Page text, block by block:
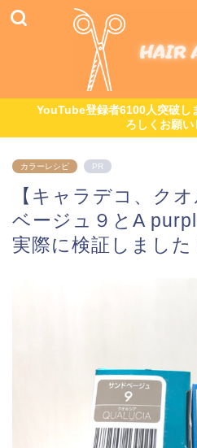
YouTube登録者6100人突破し
ろしくお願い
カラーレシピ PR
【キャラデコ、ク
ベージュ９とA
実際に検証しました